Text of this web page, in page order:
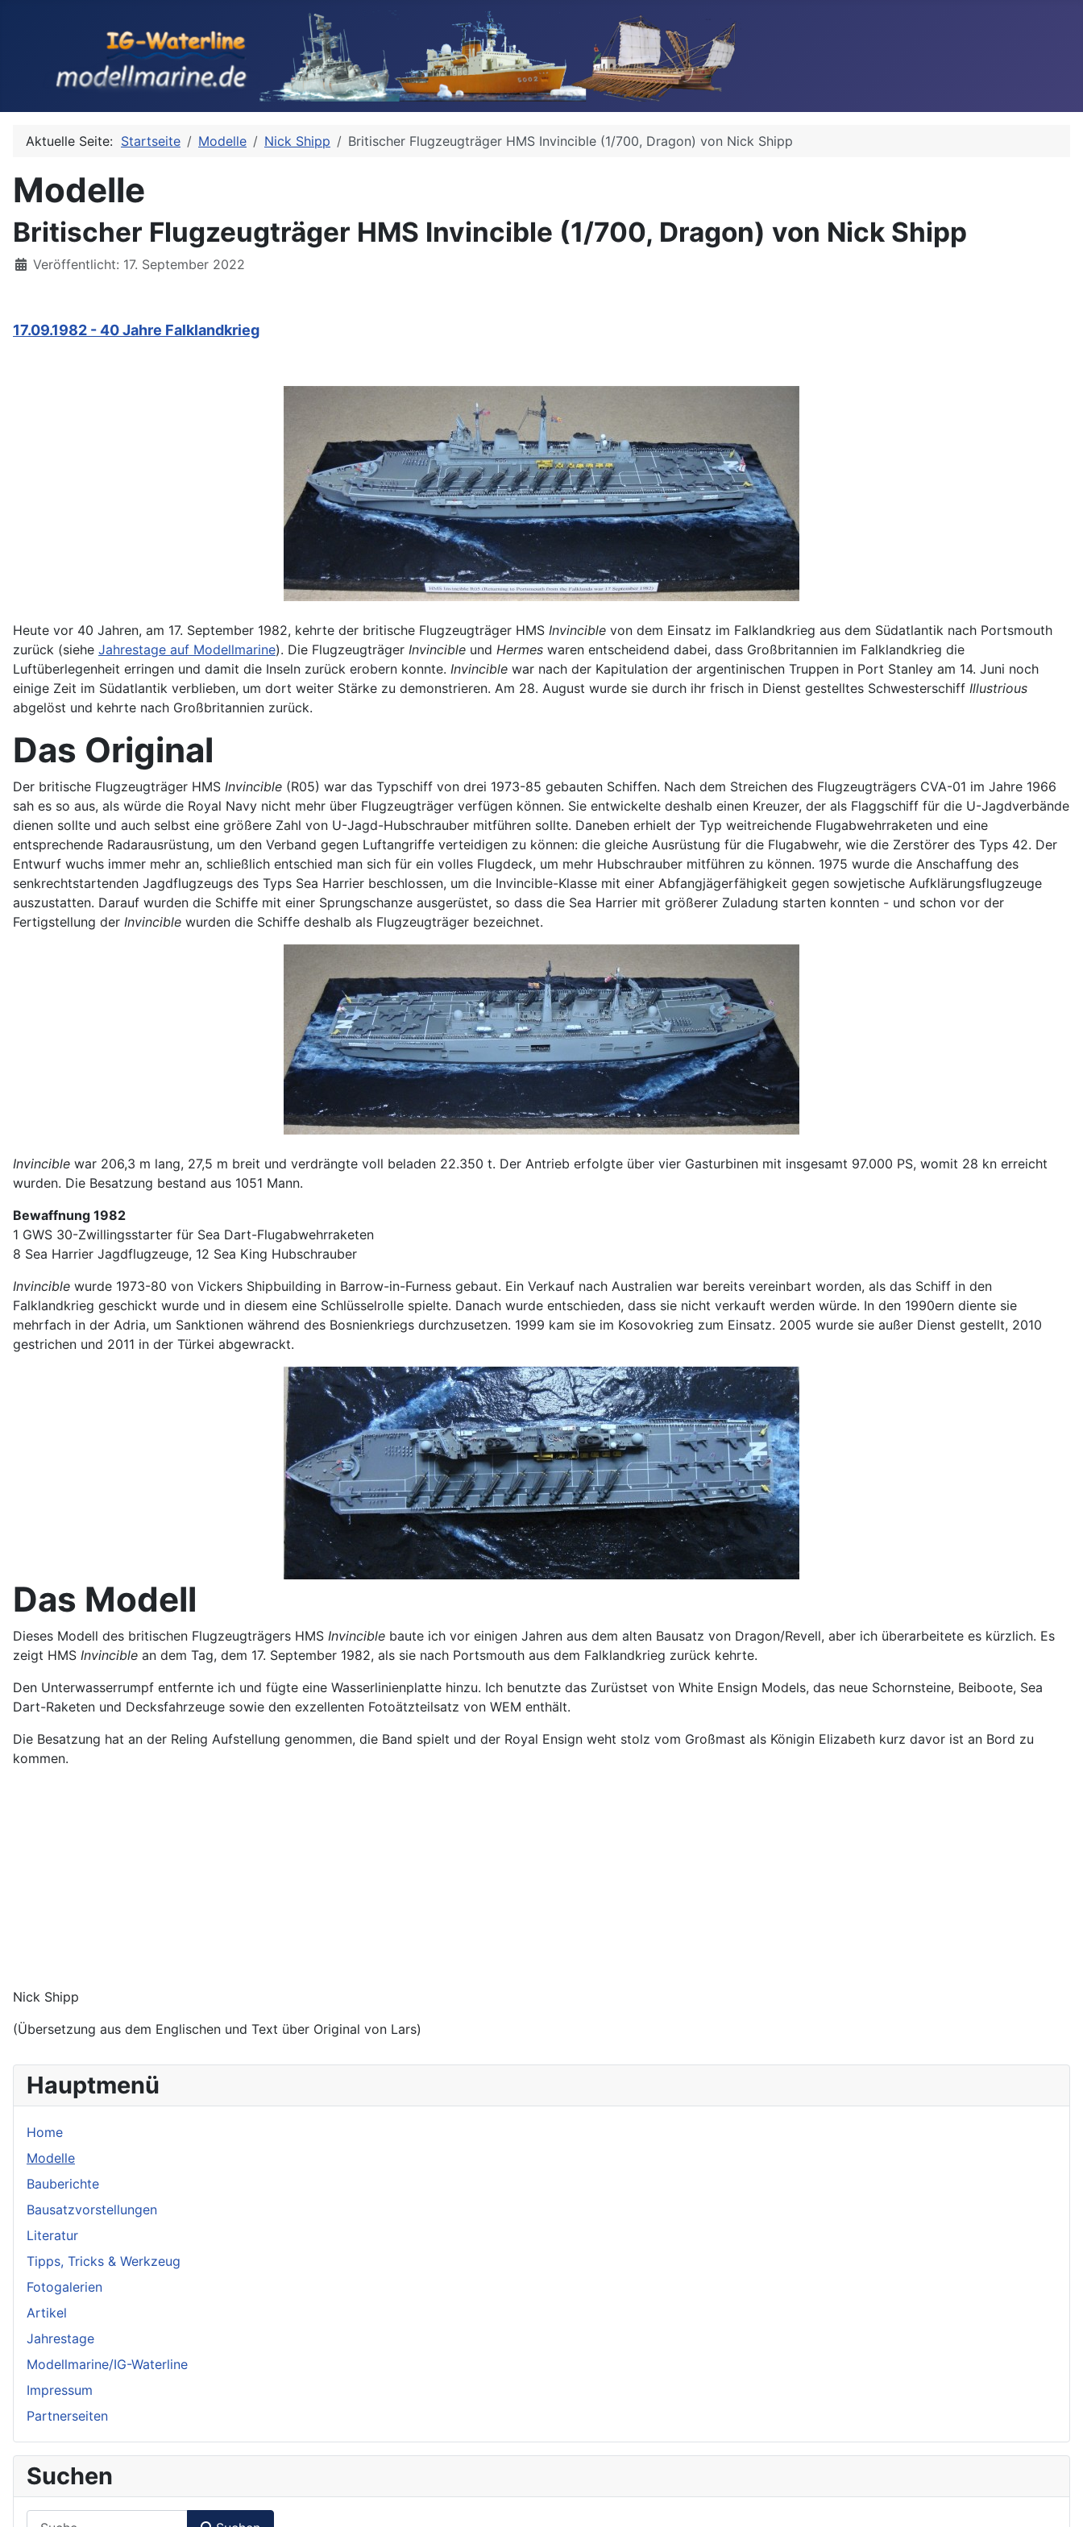
Hauptmenü
Home
Modelle
Bauberichte
Bausatzvorstellungen
Literatur
Tipps, Tricks & Werkzeug
Fotogalerien
Artikel
Jahrestage
Modellmarine/IG-Waterline
Impressum
Partnerseiten
Suchen
Aktuelle Seite: Startseite Modelle Nick Shipp Britischer Flugzeugträger HMS Invincible (1/700, Dragon) von Nick Shipp
Modelle
Britischer Flugzeugträger HMS Invincible (1/700, Dragon) von Nick Shipp
Details
Veröffentlicht: 17. September 2022
17.09.1982 - 40 Jahre Falklandkrieg
Heute vor 40 Jahren, am 17. September 1982, kehrte der britische Flugzeugträger HMS Invincible von dem Einsatz im Falklandkrieg aus dem Südatlantik nach Portsmouth
zurück (siehe Jahrestage auf Modellmarine). Die Flugzeugträger Invincible und Hermes waren entscheidend dabei, dass Großbritannien im Falklandkrieg die
Luftüberlegenheit erringen und damit die Inseln zurück erobern konnte. Invincible war nach der Kapitulation der argentinischen Truppen in Port Stanley am 14. Juni noch
einige Zeit im Südatlantik verblieben, um dort weiter Stärke zu demonstrieren. Am 28. August wurde sie durch ihr frisch in Dienst gestelltes Schwesterschiff Illustrious
abgelöst und kehrte nach Großbritannien zurück.
Das Original
Der britische Flugzeugträger HMS Invincible (R05) war das Typschiff von drei 1973-85 gebauten Schiffen. Nach dem Streichen des Flugzeugträgers CVA-01 im Jahre 1966
sah es so aus, als würde die Royal Navy nicht mehr über Flugzeugträger verfügen können. Sie entwickelte deshalb einen Kreuzer, der als Flaggschiff für die U-Jagdverbände
dienen sollte und auch selbst eine größere Zahl von U-Jagd-Hubschrauber mitführen sollte. Daneben erhielt der Typ weitreichende Flugabwehrraketen und eine
entsprechende Radarausrüstung, um den Verband gegen Luftangriffe verteidigen zu können: die gleiche Ausrüstung für die Flugabwehr, wie die Zerstörer des Typs 42. Der
Entwurf wuchs immer mehr an, schließlich entschied man sich für ein volles Flugdeck, um mehr Hubschrauber mitführen zu können. 1975 wurde die Anschaffung des
senkrechtstartenden Jagdflugzeugs des Typs Sea Harrier beschlossen, um die Invincible-Klasse mit einer Abfangjägerfähigkeit gegen sowjetische Aufklärungsflugzeuge
auszustatten. Darauf wurden die Schiffe mit einer Sprungschanze ausgerüstet, so dass die Sea Harrier mit größerer Zuladung starten konnten - und schon vor der
Fertigstellung der Invincible wurden die Schiffe deshalb als Flugzeugträger bezeichnet.
Invincible war 206,3 m lang, 27,5 m breit und verdrängte voll beladen 22.350 t. Der Antrieb erfolgte über vier Gasturbinen mit insgesamt 97.000 PS, womit 28 kn erreicht
wurden. Die Besatzung bestand aus 1051 Mann.
Bewaffnung 1982
1 GWS 30-Zwillingsstarter für Sea Dart-Flugabwehrraketen
8 Sea Harrier Jagdflugzeuge, 12 Sea King Hubschrauber
Invincible wurde 1973-80 von Vickers Shipbuilding in Barrow-in-Furness gebaut. Ein Verkauf nach Australien war bereits vereinbart worden, als das Schiff in den
Falklandkrieg geschickt wurde und in diesem eine Schlüsselrolle spielte. Danach wurde entschieden, dass sie nicht verkauft werden würde. In den 1990ern diente sie
mehrfach in der Adria, um Sanktionen während des Bosnienkriegs durchzusetzen. 1999 kam sie im Kosovokrieg zum Einsatz. 2005 wurde sie außer Dienst gestellt, 2010
gestrichen und 2011 in der Türkei abgewrackt.
Das Modell
Dieses Modell des britischen Flugzeugträgers HMS Invincible baute ich vor einigen Jahren aus dem alten Bausatz von Dragon/Revell, aber ich überarbeitete es kürzlich. Es
zeigt HMS Invincible an dem Tag, dem 17. September 1982, als sie nach Portsmouth aus dem Falklandkrieg zurück kehrte.
Den Unterwasserrumpf entfernte ich und fügte eine Wasserlinienplatte hinzu. Ich benutzte das Zurüstset von White Ensign Models, das neue Schornsteine, Beiboote, Sea
Dart-Raketen und Decksfahrzeuge sowie den exzellenten Fotoätzteilsatz von WEM enthält.
Die Besatzung hat an der Reling Aufstellung genommen, die Band spielt und der Royal Ensign weht stolz vom Großmast als Königin Elizabeth kurz davor ist an Bord zu
kommen.
Nick Shipp
(Übersetzung aus dem Englischen und Text über Original von Lars)